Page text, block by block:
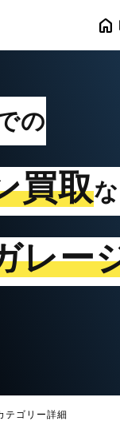
home
の
買取
レー
テゴリー詳細